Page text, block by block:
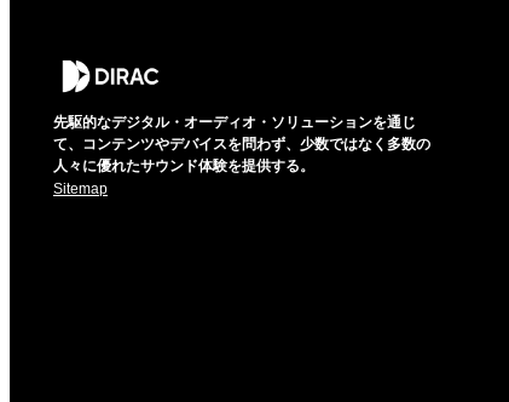
先駆的なデジタル・オーディオ・ソリューションを通じ
て、コンテンツやデバイスを問わず、少数ではなく多数の
人々に優れたサウンド体験を提供する。
Sitemap